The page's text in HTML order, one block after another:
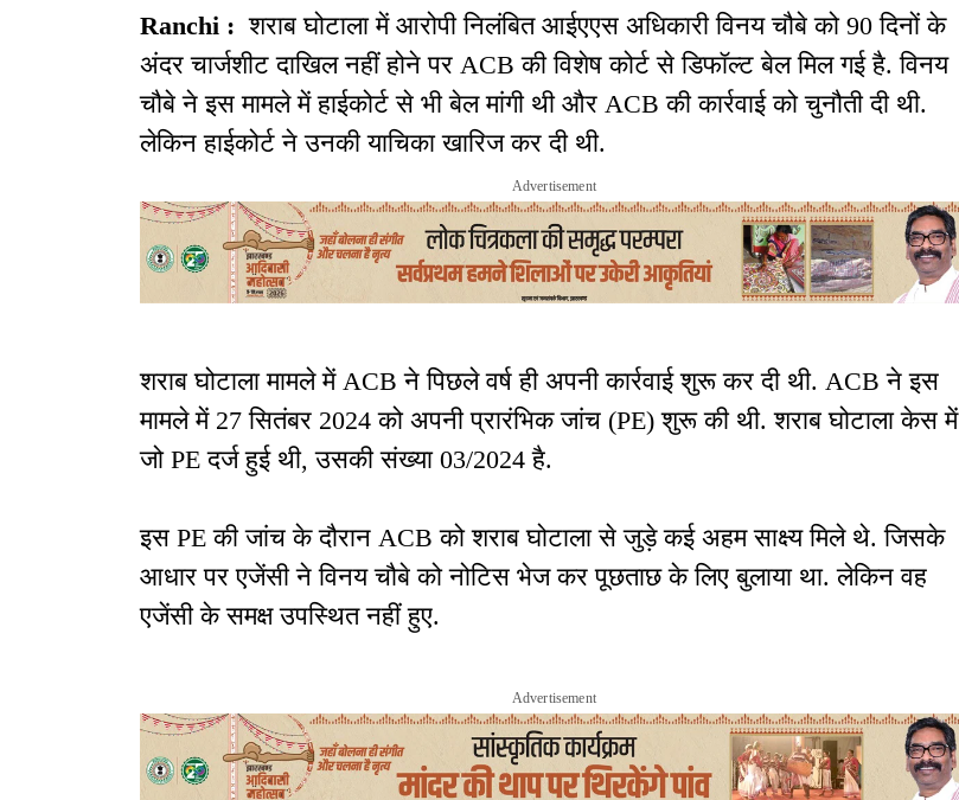
Ranchi : शराब घोटाला में आरोपी निलंबित आईएएस अधिकारी विनय चौबे को 90 दिनों के
अंदर चार्जशीट दाखिल नहीं होने पर ACB की विशेष कोर्ट से डिफॉल्ट बेल मिल गई है. विनय
चौबे ने इस मामले में हाईकोर्ट से भी बेल मांगी थी और ACB की कार्रवाई को चुनौती दी थी.
लेकिन हाईकोर्ट ने उनकी याचिका खारिज कर दी थी.
Advertisement
शराब घोटाला मामले में ACB ने पिछले वर्ष ही अपनी कार्रवाई शुरू कर दी थी. ACB ने इस
मामले में 27 सितंबर 2024 को अपनी प्रारंभिक जांच (PE) शुरू की थी. शराब घोटाला केस में
जो PE दर्ज हुई थी, उसकी संख्या 03/2024 है.
इस PE की जांच के दौरान ACB को शराब घोटाला से जुड़े कई अहम साक्ष्य मिले थे. जिसके
आधार पर एजेंसी ने विनय चौबे को नोटिस भेज कर पूछताछ के लिए बुलाया था. लेकिन वह
एजेंसी के समक्ष उपस्थित नहीं हुए.
Advertisement